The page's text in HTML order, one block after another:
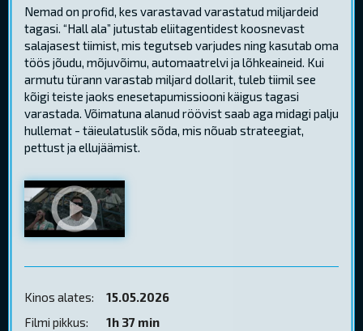
Nemad on profid, kes varastavad varastatud miljardeid
tagasi. “Hall ala” jutustab eliitagentidest koosnevast
salajasest tiimist, mis tegutseb varjudes ning kasutab oma
töös jõudu, mõjuvõimu, automaatrelvi ja lõhkeaineid. Kui
armutu türann varastab miljard dollarit, tuleb tiimil see
kõigi teiste jaoks enesetapumissiooni käigus tagasi
varastada. Võimatuna alanud röövist saab aga midagi palju
hullemat - täieulatuslik sõda, mis nõuab strateegiat,
pettust ja ellujäämist.
Kinos alates:
15.05.2026
Filmi pikkus:
1h 37 min